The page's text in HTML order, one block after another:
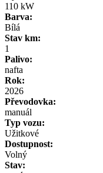
110 kW
Barva:
Bílá
Stav km:
1
Palivo:
nafta
Rok:
2026
Převodovka:
manuál
Typ vozu:
Užitkové
Dostupnost:
Volný
Stav: